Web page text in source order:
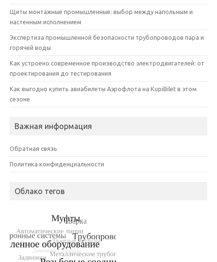
Щиты монтажные промышленные: выбор между напольным и
настенным исполнением
Экспертиза промышленной безопасности трубопроводов пара и
горячей воды
Как устроено современное производство электродвигателей: от
проектирования до тестирования
Как выгодно купить авиабилеты Аэрофлота на KupiBilet в этом
сезоне
Важная информация
Обратная связь
Политика конфиденциальности
Облако тегов